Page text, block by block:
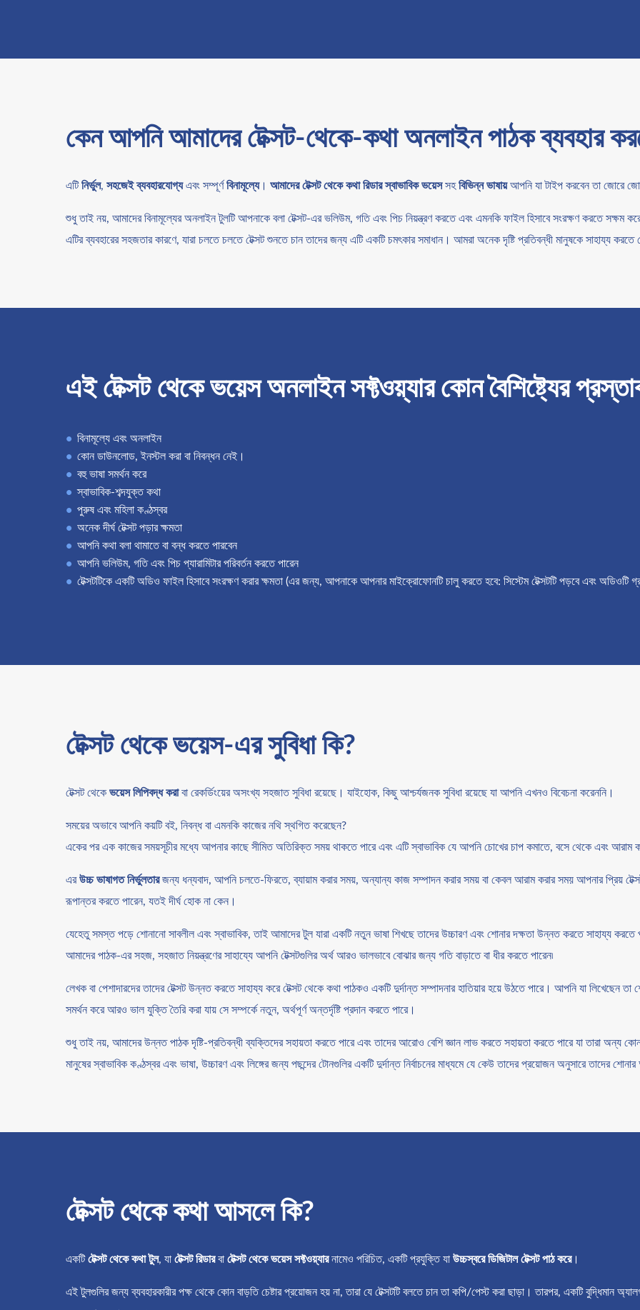
কেন আপনি আমাদের টেক্সট-থেকে-কথা অনলাইন পাঠক ব্যবহার
এটিনির্ভুল, সহজেই ব্যবহারযোগ্যএবং সম্পূর্ণবিনামূল্যে। আমাদের টেক্সট থেকে কথা রিডার স্বাভাবিক ভয়েসসহবিভিন্ন ভাষায়আপনি যা টাইপ করবেন তা জোরে
শুধু তাই নয়, আমাদের বিনামূল্যের অনলাইন টুলটি আপনাকে বলা টেক্সট-এর ভলিউম, গতি এবং পিচ নিয়ন্ত্রণ করতে এবং এমনকি ফাইল হিসাবে সংরক্ষণ করতে সক্ষম
এটির ব্যবহারের সহজতার কারণে, যারা চলতে চলতে টেক্সট শুনতে চান তাদের জন্য এটি একটি চমৎকার সমাধান। আমরা অনেক দৃষ্টি প্রতিবন্ধী মানুষকে সাহায্য
এই টেক্সট থেকে ভয়েস অনলাইন সফ্টওয়্যার কোন বৈশিষ্ট্যের
বিনামূল্যে এবং অনলাইন
কোন ডাউনলোড, ইনস্টল করা বা নিবন্ধন নেই।
বহু ভাষা সমর্থন করে
স্বাভাবিক-শব্দযুক্ত কথা
পুরুষ এবং মহিলা কণ্ঠস্বর
অনেক দীর্ঘ টেক্সট পড়ার ক্ষমতা
আপনি কথা বলা থামাতে বা বন্ধ করতে পারবেন
আপনি ভলিউম, গতি এবং পিচ প্যারামিটার পরিবর্তন করতে পারেন
টেক্সটটিকে একটি অডিও ফাইল হিসাবে সংরক্ষণ করার ক্ষমতা (এর জন্য, আপনাকে আপনার মাইক্রোফোনটি চালু করতে হবে: সিস্টেম টেক্সটটি পড়বে এবং অডিওটি
টেক্সট থেকে ভয়েস-এর সুবিধা কি?
টেক্সট থেকে ভয়েস লিপিবদ্ধ করাবা রেকর্ডিংয়ের অসংখ্য সহজাত সুবিধা রয়েছে। যাইহোক, কিছু আশ্চর্যজনক সুবিধা রয়েছে যা আপনি এখনও বিবেচনা করেননি।
সময়ের অভাবে আপনি কয়টি বই, নিবন্ধ বা এমনকি কাজের নথি স্থগিত করেছেন?
একের পর এক কাজের সময়সূচীর মধ্যে আপনার কাছে সীমিত অতিরিক্ত সময় থাকতে পারে এবং এটি স্বাভাবিক যে আপনি চোখের চাপ কমাতে, বসে থেকে এবং আরাম
এরউচ্চ ভাষাগত নির্ভুলতারজন্য ধন্যবাদ, আপনি চলতে-ফিরতে, ব্যায়াম করার সময়, অন্যান্য কাজ সম্পাদন করার সময় বা কেবল আরাম করার সময় আপনার প্রিয়
রূপান্তর করতে পারেন, যতই দীর্ঘ হোক না কেন।
যেহেতু সমস্ত পড়ে শোনানো সাবলীল এবং স্বাভাবিক, তাই আমাদের টুল যারা একটি নতুন ভাষা শিখছে তাদের উচ্চারণ এবং শোনার দক্ষতা উন্নত করতে সাহায্য করতে
আমাদের পাঠক-এর সহজ, সহজাত নিয়ন্ত্রণের সাহায্যে আপনি টেক্সটগুলির অর্থ আরও ভালভাবে বোঝার জন্য গতি বাড়াতে বা ধীর করতে পারেন৷
লেখক বা পেশাদারদের তাদের টেক্সট উন্নত করতে সাহায্য করে টেক্সট থেকে কথা পাঠকও একটি দুর্দান্ত সম্পাদনার হাতিয়ার হয়ে উঠতে পারে। আপনি যা লিখেছেন তা
সমর্থন করে আরও ভাল যুক্তি তৈরি করা যায় সে সম্পর্কে নতুন, অর্থপূর্ণ অন্তর্দৃষ্টি প্রদান করতে পারে।
শুধু তাই নয়, আমাদের উন্নত পাঠক দৃষ্টি-প্রতিবন্ধী ব্যক্তিদের সহায়তা করতে পারে এবং তাদের আরোও বেশি জ্ঞান লাভ করতে সহায়তা করতে পারে যা তারা অন্য
মানুষের স্বাভাবিক কণ্ঠস্বর এবং ভাষা, উচ্চারণ এবং লিঙ্গের জন্য পছন্দের টোনগুলির একটি দুর্দান্ত নির্বাচনের মাধ্যমে যে কেউ তাদের প্রয়োজন অনুসারে তাদের
টেক্সট থেকে কথা আসলে কি?
একটিটেক্সট থেকে কথা টুল, যা টেক্সট রিডারবা টেক্সট থেকে ভয়েস সফ্টওয়্যারনামেও পরিচিত, একটি প্রযুক্তি যা উচ্চস্বরে ডিজিটাল টেক্সট পাঠ করে।
এই টুলগুলির জন্য ব্যবহারকারীর পক্ষ থেকে কোন বাড়তি চেষ্টার প্রয়োজন হয় না, তারা যে টেক্সটটি বলতে চান তা কপি/পেস্ট করা ছাড়া। তারপর, একটি বুদ্ধিমান